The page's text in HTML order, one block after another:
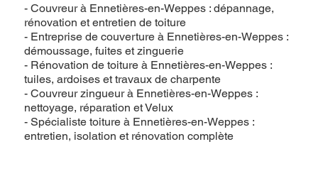
- Couvreur à Ennetières-en-Weppes : dépannage,
rénovation et entretien de toiture
- Entreprise de couverture à Ennetières-en-Weppes :
démoussage, fuites et zinguerie
- Rénovation de toiture à Ennetières-en-Weppes :
tuiles, ardoises et travaux de charpente
- Couvreur zingueur à Ennetières-en-Weppes :
nettoyage, réparation et Velux
- Spécialiste toiture à Ennetières-en-Weppes :
entretien, isolation et rénovation complète